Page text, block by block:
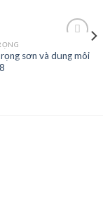
sơn và dung môi